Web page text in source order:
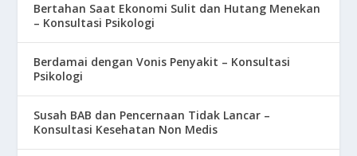
Bertahan Saat Ekonomi Sulit dan Hutang Menekan
– Konsultasi Psikologi
Berdamai dengan Vonis Penyakit – Konsultasi
Psikologi
Susah BAB dan Pencernaan Tidak Lancar –
Konsultasi Kesehatan Non Medis